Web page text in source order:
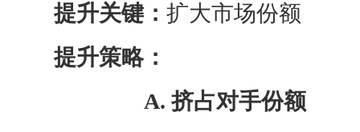
提升关键： 扩大市场份额
提升策略：
A.挤占对手份额